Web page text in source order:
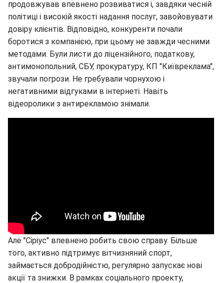
продовжував впевнено розвиватися і, завдяки чесній
політиці і високій якості надання послуг, завойовувати
довіру клієнтів. Відповідно, конкуренти почали
боротися з компанією, при цьому не завжди чесними
методами. Були листи до ліцензійного, податкову,
антимонопольний, СБУ, прокуратуру, КП "Київреклама",
звучали погрози. Не гребували чорнухою і
негативними відгуками в інтернеті. Навіть
відеоролики з антирекламою знімали.
Але "Сіріус" впевнено робить свою справу. Більше
того, активно підтримує вітчизняний спорт,
займається добродійністю, регулярно запускає нові
акції та знижки. В рамках соціального проекту,